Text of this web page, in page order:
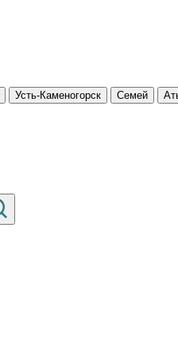
Усть-Каменогорск Семей